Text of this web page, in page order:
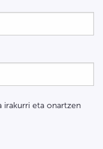
irakurri eta onartzen